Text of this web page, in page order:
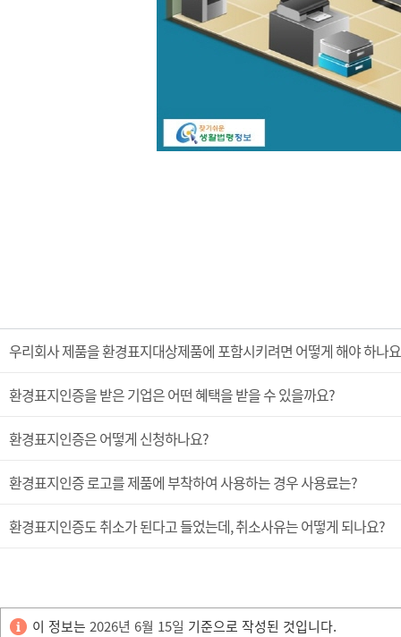
우리회사 제품을 환경표지대상제품에 포함시키려면 어떻게 해야 하나
환경표지인증을 받은 기업은 어떤 혜택을 받을 수 있을까요?
환경표지인증은 어떻게 신청하나요?
환경표지인증 로고를 제품에 부착하여 사용하는 경우 사용료는?
환경표지인증도 취소가 된다고 들었는데, 취소사유는 어떻게 되나요?
이 정보는 2026년 6월 15일 기준으로 작성된 것입니다.